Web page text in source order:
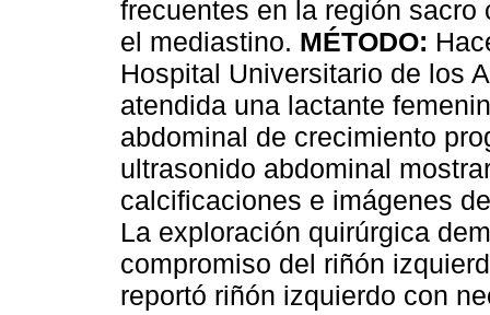
frecuentes en la región sacro
el mediastino. MÉTODO:
Hospital Universitario de los
atendida una lactante
abdominal de crecimiento
ultrasonido abdominal
calcificaciones e imágenes
La exploración quirúrgica
compromiso del riñón
reportó riñón izquierdo con